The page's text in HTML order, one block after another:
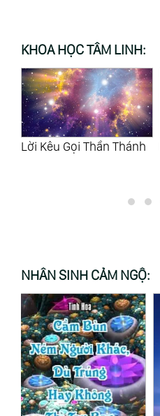
KHOA HỌC TÂM LINH:
Lời Kêu Gọi Thần Thánh
NHÂN SINH CẢM NGỘ: